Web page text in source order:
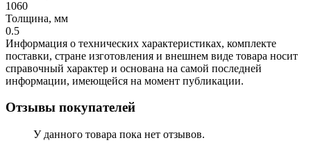
1060
Толщина, мм
0.5
Информация о технических характеристиках, комплекте
поставки, стране изготовления и внешнем виде товара носит
справочный характер и основана на самой последней
информации, имеющейся на момент публикации.
Отзывы покупателей
У данного товара пока нет отзывов.